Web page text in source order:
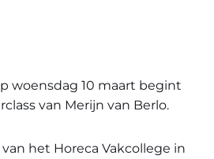
woensdag 10 maart begint
van Merijn van Berlo.
het Horeca Vakcollege in